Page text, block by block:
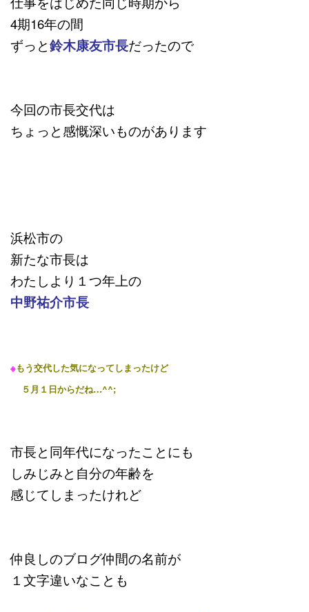
4期16年の間
ずっと鈴木康友市長だったので
今回の市長交代は
ちょっと感慨深いものがあります
浜松市の
新たな市長は
わたしより１つ年上の
中野祐介市長
※もう交代した気になってしまったけど
５月１日からだね…^^;
市長と同年代になったことにも
しみじみと自分の年齢を
感じてしまったけれど
仲良しのブログ仲間の名前が
１文字違いなことも